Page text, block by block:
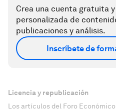
Crea una cuenta gratuita
personalizada de
publicaciones y análisis.
Inscríbete de
Licencia y republicación
Los artículos del Foro